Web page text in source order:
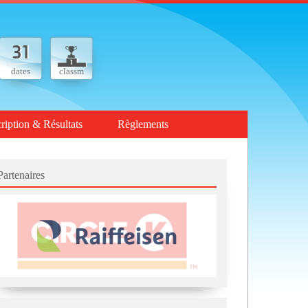
dates classm
& Résultats Règlements